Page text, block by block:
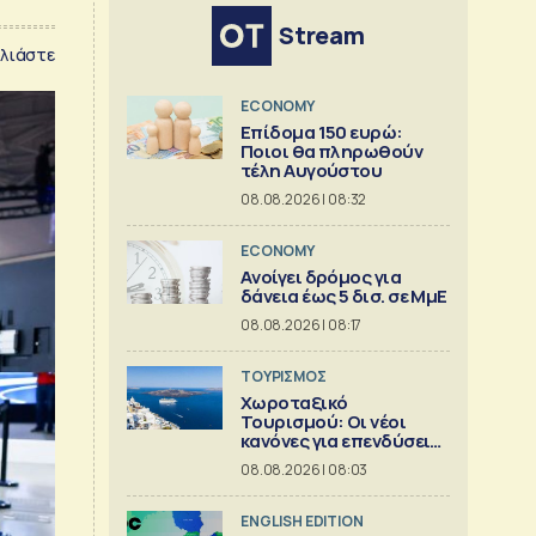
Stream
ECONOMY
Επίδομα 150 ευρώ:
Ποιοι θα πληρωθούν
τέλη Αυγούστου
08.08.2026 | 08:32
ECONOMY
Aνοίγει δρόμος για
δάνεια έως 5 δισ. σε ΜμΕ
08.08.2026 | 08:17
ΤΟΥΡΙΣΜΟΣ
Χωροταξικό
Τουρισμού: Οι νέοι
κανόνες για επενδύσεις
και Airbnb
08.08.2026 | 08:03
ENGLISH EDITION